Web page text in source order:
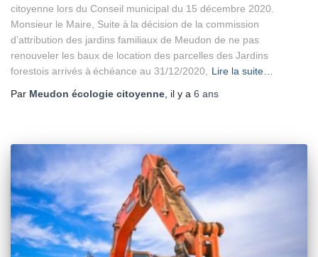
citoyenne lors du Conseil municipal du 15 décembre 2020.
Monsieur le Maire, Suite à la décision de la commission
d’attribution des jardins familiaux de Meudon de ne pas
renouveler les baux de location des parcelles des Jardins
forestois arrivés à échéance au 31/12/2020, Lire la suite…
Par Meudon écologie citoyenne, il y a 6 ans